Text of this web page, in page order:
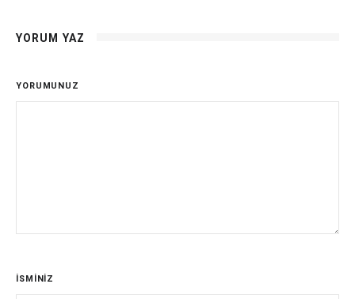
YORUM YAZ
YORUMUNUZ
İSMİNİZ